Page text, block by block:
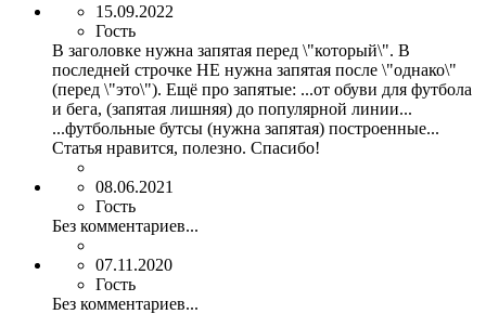
15.09.2022
Гость
В заголовке нужна запятая перед \"который\". В
последней строчке НЕ нужна запятая после \"однако\"
(перед \"это\"). Ещё про запятые: ...от обуви для футбола
и бега, (запятая лишняя) до популярной линии...
...футбольные бутсы (нужна запятая) построенные...
Статья нравится, полезно. Спасибо!
08.06.2021
Гость
Без комментариев...
07.11.2020
Гость
Без комментариев...